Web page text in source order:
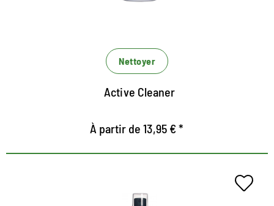
Nettoyer
Active Cleaner
À partir de 13,95 € *